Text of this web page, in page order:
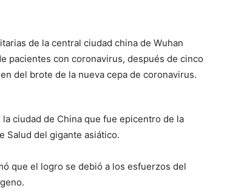
de la central ciudad china de Wuhan
pacientes con coronavirus, después de cinco
del brote de la nueva cepa de coronavirus.
ciudad de China que fue epicentro de la
Salud del gigante asiático.
que el logro se debió a los esfuerzos del